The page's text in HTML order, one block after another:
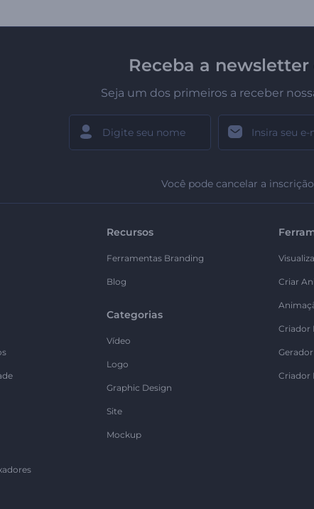
Receba a
Seja um dos primeiros a receber
Você pode cancelar a
Recursos
Ferramentas Branding
Blog
Categorias
Vídeo
Logo
Graphic Design
Site
Mockup
Criar
Criador
Criador